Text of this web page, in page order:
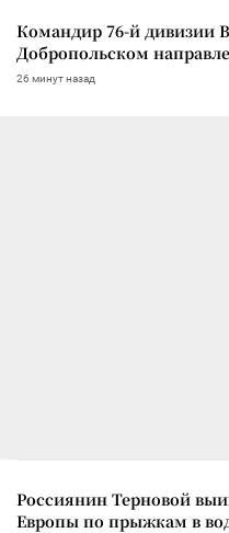
Командир 76-й дивизии
Добропольском
26 минут назад
Россиянин Терновой
Европы по прыжкам в